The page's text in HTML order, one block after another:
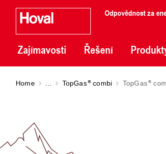
Odpovědnost za
Zajímavosti Řešení
Home TopGas combi TopGas